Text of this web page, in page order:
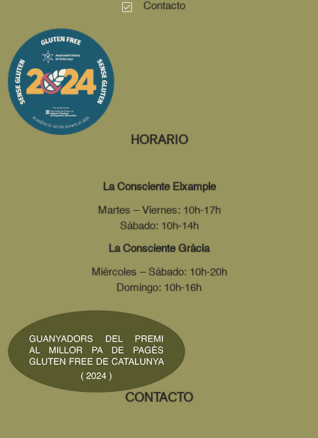
Contacto
HORARIO
La Consciente Eixample
Martes – Viernes: 10h-17h
Sábado: 10h-14h
La Consciente Gràcia
Miércoles – Sábado: 10h-20h
Domingo: 10h-16h
CONTACTO